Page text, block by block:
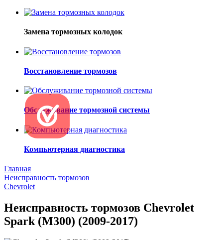
Замена тормозных колодок
Восстановление тормозов
Обслуживание тормозной системы
Компьютерная диагностика
Главная
Неисправность тормозов
Chevrolet
Неисправность тормозов Chevrolet
Spark (M300) (2009-2017)